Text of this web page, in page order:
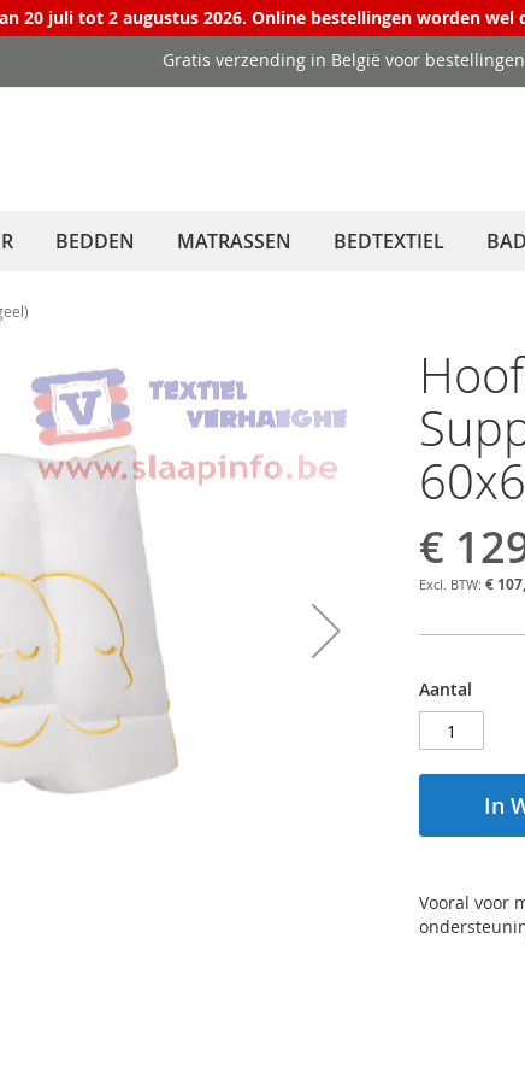
20 juli tot 2 augustus 2026. Online bestellingen worden wel
Gratis verzending in België voor
BEDDEN MATRASSEN BEDTEXTIEL
€
€
Aantal
In
Vooral voor